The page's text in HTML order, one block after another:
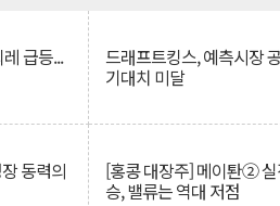
급등... 드래프트킹스, 예측시장
기대치 미달
동력의 [홍콩 대장주] 메이퇀②
승, 밸류는 역대 저점